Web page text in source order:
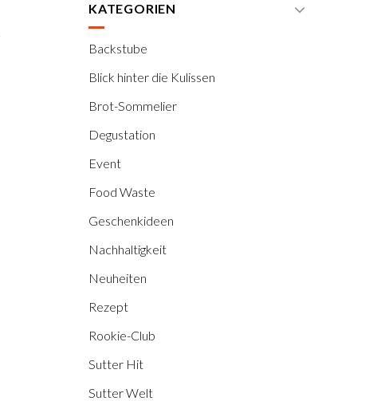
KATEGORIEN
Backstube
Blick hinter die Kulissen
Brot-Sommelier
Degustation
Event
Food Waste
Geschenkideen
Nachhaltigkeit
Neuheiten
Rezept
Rookie-Club
Sutter Hit
Sutter Welt